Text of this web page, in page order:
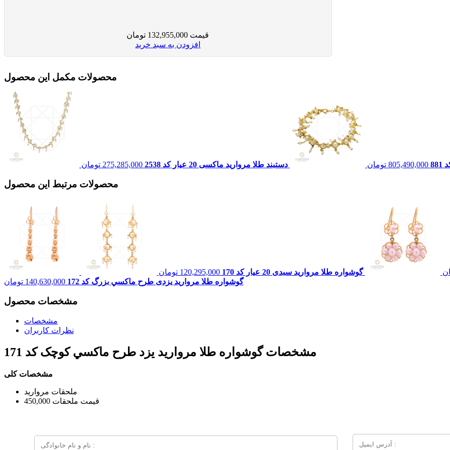
قیمت 132,955,000 تومان
افزودن به سبد خرید
محصولات مکمل این محصول
805,490,000 تومان دستبند طلا مروارید ماکسی 20 عیار کد 2538 275,285,000 تومان
محصولات مرتبط این محصول
گوشواره طلا مرواريد سبدی 20 عیار کد 170 120,295,000 تومان
گوشواره طلا مروارید یزدی طرح ماکسي بزرگ کد 172
140,630,000 تومان
مشخصات محصول
مشخصات
نظرات کاربران
مشخصاتگوشواره طلا مروارید یزد طرح ماکسي کوچک کد 171
مشخصات کلی
ملحقات مرواريد
قیمت ملحقات 450,000